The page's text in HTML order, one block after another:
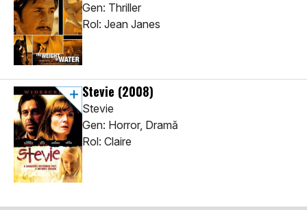
Gen: Thriller
Rol: Jean Janes
Stevie (2008)
Stevie
Gen: Horror, Dramă
Rol: Claire